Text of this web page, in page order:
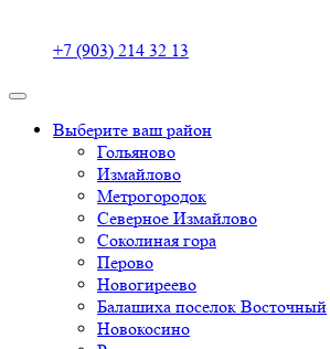
+7 (903) 214 32 13
Выберите ваш район
Гольяново
Измайлово
Метрогородок
Северное Измайлово
Соколиная гора
Перово
Новогиреево
Балашиха поселок Восточный
Новокосино